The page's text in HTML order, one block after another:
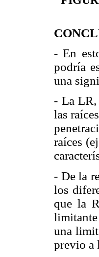
- En
podría
una
- La LR,
las
raíces
- De la
los
que la
una
previo a